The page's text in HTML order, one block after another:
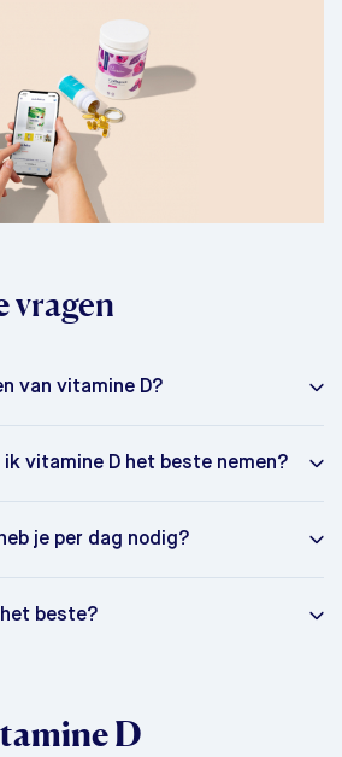
vragen
van vitamine D?
vitamine D het beste nemen?
je per dag nodig?
beste?
D